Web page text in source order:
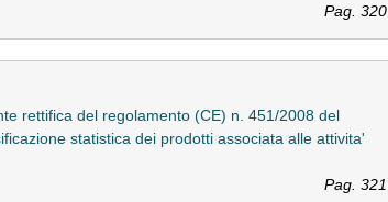
Pag. 320
rettifica del regolamento (CE) n. 451/2008 del
statistica dei prodotti associata alle attivita'
Pag. 321